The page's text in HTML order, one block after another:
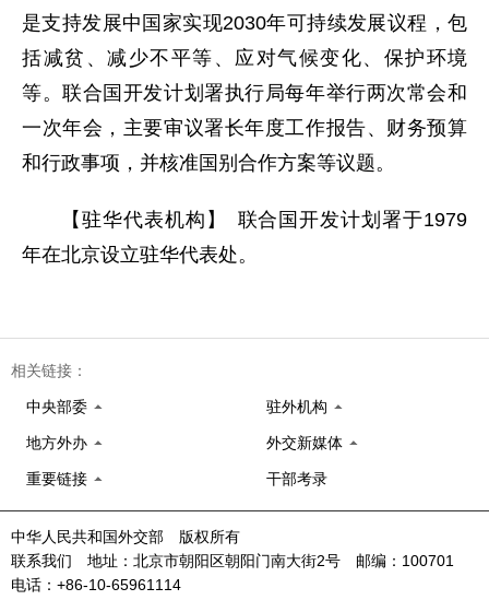
是支持发展中国家实现2030年可持续发展议程，包
括减贫、减少不平等、应对气候变化、保护环境
等。联合国开发计划署执行局每年举行两次常会和
一次年会，主要审议署长年度工作报告、财务预算
和行政事项，并核准国别合作方案等议题。
【驻华代表机构】 联合国开发计划署于1979
年在北京设立驻华代表处。
相关链接：
中央部委 驻外机构
地方外办 外交新媒体
重要链接 干部考录
中华人民共和国外交部 版权所有
联系我们 地址：北京市朝阳区朝阳门南大街2号 邮编：100701
电话：+86-10-65961114